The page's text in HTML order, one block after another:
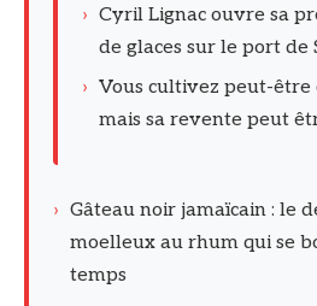
› Cyril Lignac ouvre sa
de glaces sur le port de
› Vous cultivez peut-
mais sa revente peut
› Gâteau noir jamaïcain : le
moelleux au rhum qui se
temps